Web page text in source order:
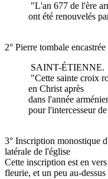
"L'an 677 de l'ère
ont été renouvelés
2° Pierre tombale
SAINT-ÉTIENNE.
"Cette sainte croix
en Christ après
dans l'année
pour l'intercesseur
3° Inscription monostique
latérale de l'église
Cette inscription est en
fleurie, et un peu au-